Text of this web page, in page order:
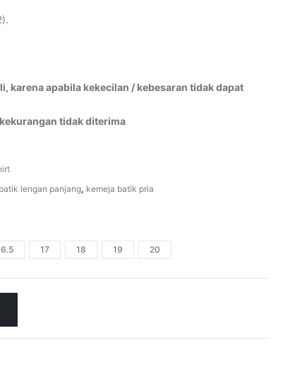
karena apabila kekecilan / kebesaran tidak dapat
tidak diterima
lengan panjang, kemeja batik pria
17 18 19 20